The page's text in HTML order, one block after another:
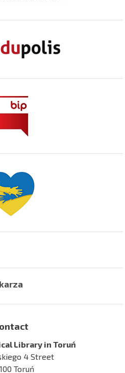
Library in Toruń
4 Street
Toruń